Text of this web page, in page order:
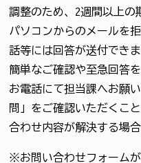
調整のため、2週間以上の
パソコンからのメールを
話等には回答が送付でき
簡単なご確認や至急回答
お電話にて担当課へお願
問」をご確認いただくこ
合わせ内容が解決する場合
※お問い合わせフォームが